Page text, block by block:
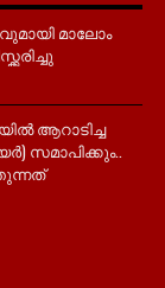
മാലോം
ആറാടിച്ച
സമാപിക്കും..